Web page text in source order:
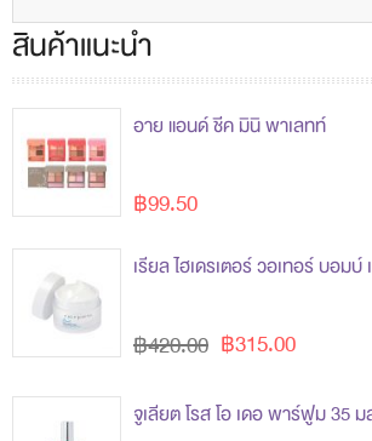
สินค้าแนะนำ
อาย แอนด์ ชีค มินิ พาเลทท์
฿99.50
เรียล ไฮเดรเตอร์ วอเทอร์ บอมบ์
฿315.00
฿420.00
จูเลียต โรส โอ เดอ พาร์ฟูม 35 ม